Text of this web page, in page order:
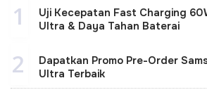
1
Uji Kecepatan Fast Charging
Ultra & Daya Tahan Baterai
2
Dapatkan Promo Pre-Order
Ultra Terbaik